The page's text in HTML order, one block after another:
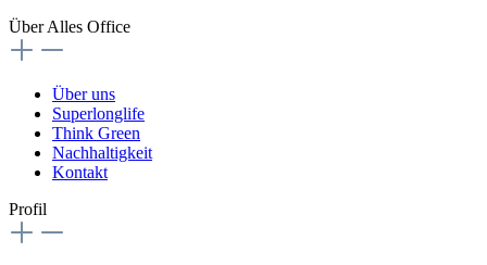
Über Alles Office
Über uns
Superlonglife
Think Green
Nachhaltigkeit
Kontakt
Profil